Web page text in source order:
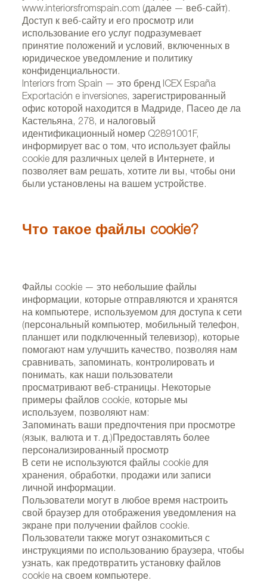
www.interiorsfromspain.com (далее — веб-сайт).
Доступ к веб-сайту и его просмотр или
использование его услуг подразумевает
принятие положений и условий, включенных в
юридическое уведомление и политику
конфиденциальности.
Interiors from Spain — это бренд ICEX España
Exportación e inversiones, зарегистрированный
офис которой находится в Мадриде, Пасео де ла
Кастельяна, 278, и налоговый
идентификационный номер Q2891001F,
информирует вас о том, что использует файлы
cookie для различных целей в Интернете, и
позволяет вам решать, хотите ли вы, чтобы они
были установлены на вашем устройстве.
Что такое файлы cookie?
Файлы cookie — это небольшие файлы
информации, которые отправляются и хранятся
на компьютере, используемом для доступа к сети
(персональный компьютер, мобильный телефон,
планшет или подключенный телевизор), которые
помогают нам улучшить качество, позволяя нам
сравнивать, запоминать, контролировать и
понимать, как наши пользователи
просматривают веб-страницы. Некоторые
примеры файлов cookie, которые мы
используем, позволяют нам:
Запоминать ваши предпочтения при просмотре
(язык, валюта и т. д.)Предоставлять более
персонализированный просмотр
В сети не используются файлы cookie для
хранения, обработки, продажи или записи
личной информации.
Пользователи могут в любое время настроить
свой браузер для отображения уведомления на
экране при получении файлов cookie.
Пользователи также могут ознакомиться с
инструкциями по использованию браузера, чтобы
узнать, как предотвратить установку файлов
cookie на своем компьютере.